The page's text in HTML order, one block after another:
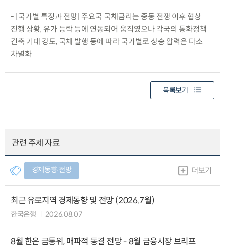
- [국가별 특징과 전망] 주요국 국채금리는 중동 전쟁 이후 협상
진행 상황, 유가 등락 등에 연동되어 움직였으나 각국의 통화정책
긴축 기대 강도, 국채 발행 등에 따라 국가별로 상승 압력은 다소
차별화
목록보기
관련 주제 자료
경제동향∙전망 더보기
최근 유로지역 경제동향 및 전망 (2026.7월)
한국은행 2026.08.07
8월 한은 금통위, 매파적 동결 전망 - 8월 금융시장 브리프